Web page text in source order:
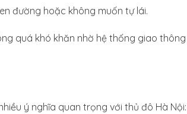
đường hoặc không muốn tự lái.
quá khó khăn nhờ hệ thống giao
ý nghĩa quan trọng với thủ đô Hà Nội: